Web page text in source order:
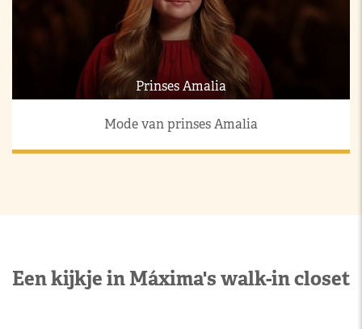
Prinses Amalia
Mode van prinses Amalia
Een kijkje in Máxima's walk-in closet